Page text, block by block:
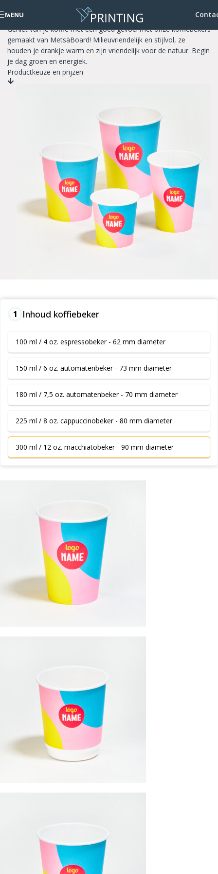
Skip to navigation
Skip to main content
MENU
Papieren koffiebekers
Geniet van je koffie met een goed gevoel met onze koffiebekers
gemaakt van MetsäBoard! Milieuvriendelijk en stijlvol, ze
houden je drankje warm en zijn vriendelijk voor de natuur. Begin
je dag groen en energiek.
Productkeuze en prijzen
1 Inhoud koffiebeker
100 ml / 4 oz. espressobeker - 62 mm diameter
150 ml / 6 oz. automatenbeker - 73 mm diameter
180 ml / 7,5 oz. automatenbeker - 70 mm diameter
225 ml / 8 oz. cappuccinobeker - 80 mm diameter
300 ml / 12 oz. macchiatobeker - 90 mm diameter